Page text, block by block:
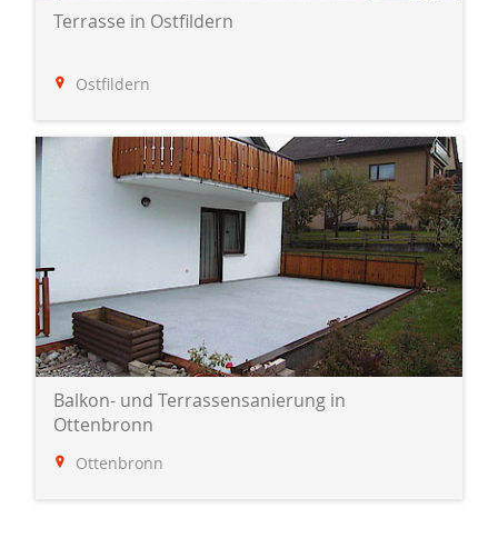
Terrasse in Ostfildern
Ostfildern
Balkon- und Terrassensanierung in
Ottenbronn
Ottenbronn